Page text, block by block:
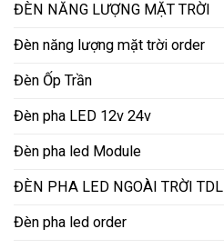
ĐÈN NĂNG LƯỢNG MẶT TRỜI
Đèn năng lượng mặt trời order
Đèn Ốp Trần
Đèn pha LED 12v 24v
Đèn pha led Module
ĐÈN PHA LED NGOÀI TRỜI TDL
Đèn pha led order